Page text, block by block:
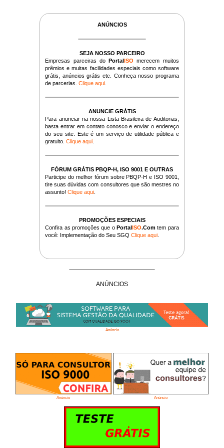
ANÚNCIOS
SEJA NOSSO PARCEIRO
Empresas parceiras doPortalISO merecem muitos
prêmios e muitas facilidades especiais como software
grátis, anúncios grátis etc. Conheça nosso programa
de parcerias.Clique aqui
ANUNCIE GRÁTIS
Para anunciar na nossa Lista Brasileira de Auditorias,
basta entrar em contato conosco e enviar o endereço
do seu site. Este é um serviço de utilidade pública e
gratuito.Clique aqui
FÓRUM GRÁTIS PBQP-H, ISO 9001 E OUTRAS
Participe do melhor fórum sobre PBQP-H e ISO 9001,
tire suas dúvidas com consultores que são mestres no
assunto!Clique aqui
PROMOÇÕES ESPECIAIS
Confira as promoções que oPortalISO.Com tem para
você: Implementação do Seu SGQClique aqui
ANÚNCIOS
Anúncio
Anúncio Anúncio